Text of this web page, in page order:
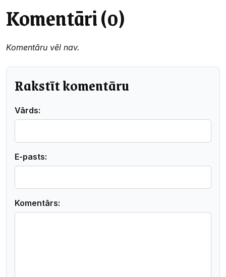
Komentāri (0)
Komentāru vēl nav.
Rakstīt komentāru
Vārds:
E-pasts:
Komentārs: